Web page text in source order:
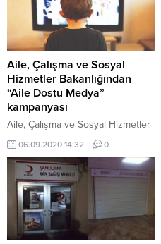
Aile, Çalışma ve Sosyal
Hizmetler Bakanlığından
“Aile Dostu Medya”
kampanyası
Aile, Çalışma ve Sosyal Hizmetler
Bakanlığı; aile dostu, aile odaklı
politika ve uygulamaların
üretilmesi ve teşvik edilmesi için
çalışmalara başladı.
06.09.2020 14:32 0